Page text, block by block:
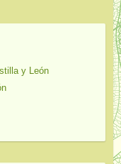
y León